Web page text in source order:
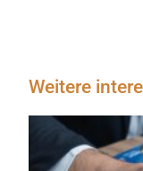
Weitere